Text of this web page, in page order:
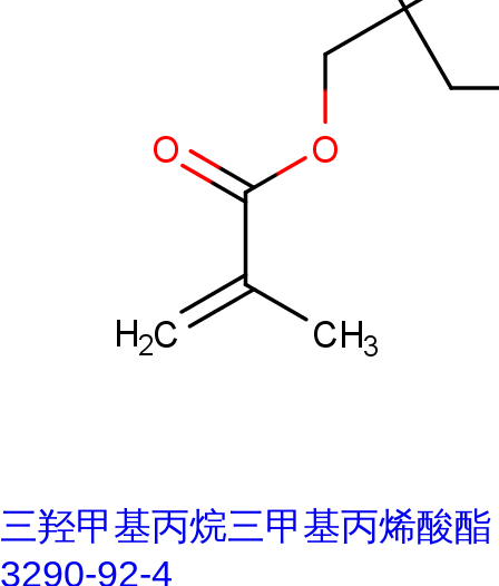
三羟甲基丙烷三甲基丙烯酸酯
3290-92-4